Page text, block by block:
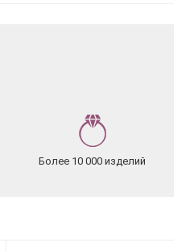
Более 10 000 изделий